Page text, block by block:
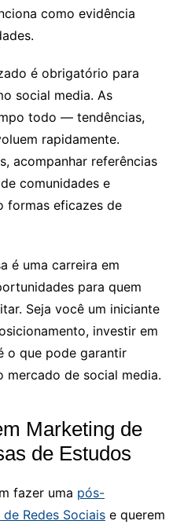
como evidência
é obrigatório para
social media. As
todo — tendências,
rapidamente.
acompanhar referências
comunidades e
formas eficazes de
é uma carreira em
para quem
Seja você um iniciante
investir em
o que pode garantir
mercado de social media.
Marketing de
de Estudos
fazer uma pós-
Redes Sociaise querem